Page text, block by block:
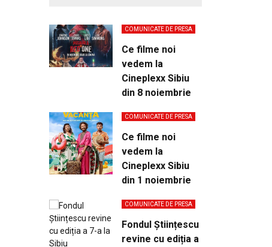
COMUNICATE DE PRESA
Ce filme noi
vedem la
Cineplexx Sibiu
din 8 noiembrie
COMUNICATE DE PRESA
Ce filme noi
vedem la
Cineplexx Sibiu
din 1 noiembrie
COMUNICATE DE PRESA
Fondul Științescu
revine cu ediția a